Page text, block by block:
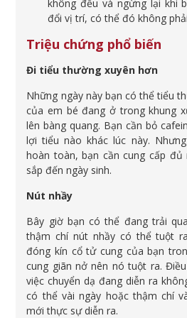
không đều và ngừng lại khi
đổi vị trí, có thể đó không
Triệu chứng phổ biến
Đi tiểu thường xuyên hơn
Những ngày này bạn có thể tiểu
của em bé đang ở trong khung
lên bàng quang. Bạn cần bỏ
lợi tiểu nào khác lúc này.
hoàn toàn, bạn cần cung cấp
sắp đến ngày sinh.
Nút nhầy
Bây giờ bạn có thể đang trải
thậm chí nút nhầy có thể tuột
đóng kín cổ tử cung của bạn
cung giãn nở nên nó tuột ra.
việc chuyển dạ đang diễn ra
có thể vài ngày hoặc thậm chí
mới thực sự diễn ra.